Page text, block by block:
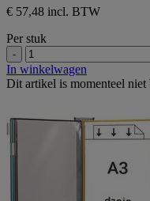
€ 57,48 incl. BTW
Per stuk
-
In winkelwagen
Dit artikel is momenteel niet